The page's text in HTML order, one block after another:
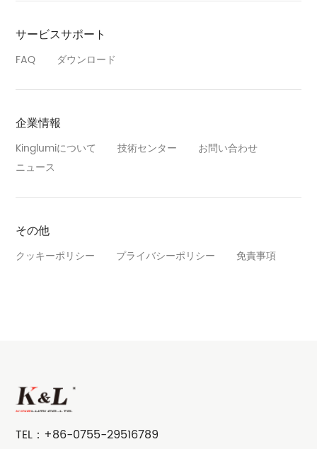
サービスサポート
FAQ ダウンロード
企業情報
Kinglumiについて 技術センター
お問い合わせ
ニュース
その他
クッキーポリシー プライバシーポリシー 免責事項
TEL： +86-0755-29516789